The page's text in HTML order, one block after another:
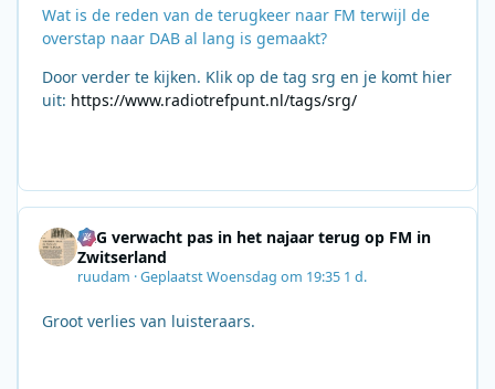
Wat is de reden van de terugkeer naar FM terwijl de
overstap naar DAB al lang is gemaakt?
Door verder te kijken. Klik op de tag srg en je komt hier
uit: https://www.radiotrefpunt.nl/tags/srg/
SRG verwacht pas in het najaar terug op FM in
Zwitserland
ruudam ·GeplaatstWoensdag om 19:35 1 d.
Groot verlies van luisteraars.